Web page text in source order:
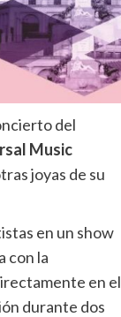
del
Music
joyas de su
en un show
con la
en el
durante dos